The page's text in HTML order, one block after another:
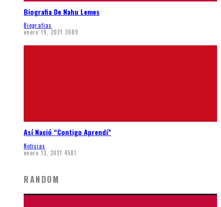
Biografia De Nahu Lemes
Biografias
enero 19, 2021 3989
Así Nació “Contigo Aprendí”
Noticias
enero 13, 2021 4581
RANDOM